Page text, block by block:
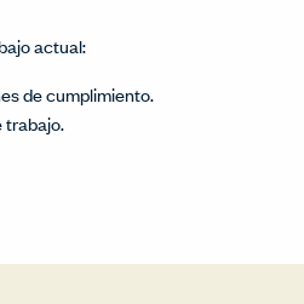
actual:
de cumplimiento.
trabajo.